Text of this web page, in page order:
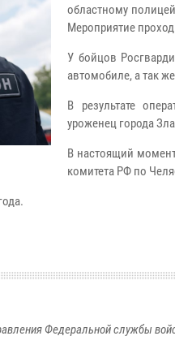
областному
Мероприятие
У бойцов
автомобиле, а так
В результате
уроженец города
В настоящий
комитета РФ по
Федеральной службы